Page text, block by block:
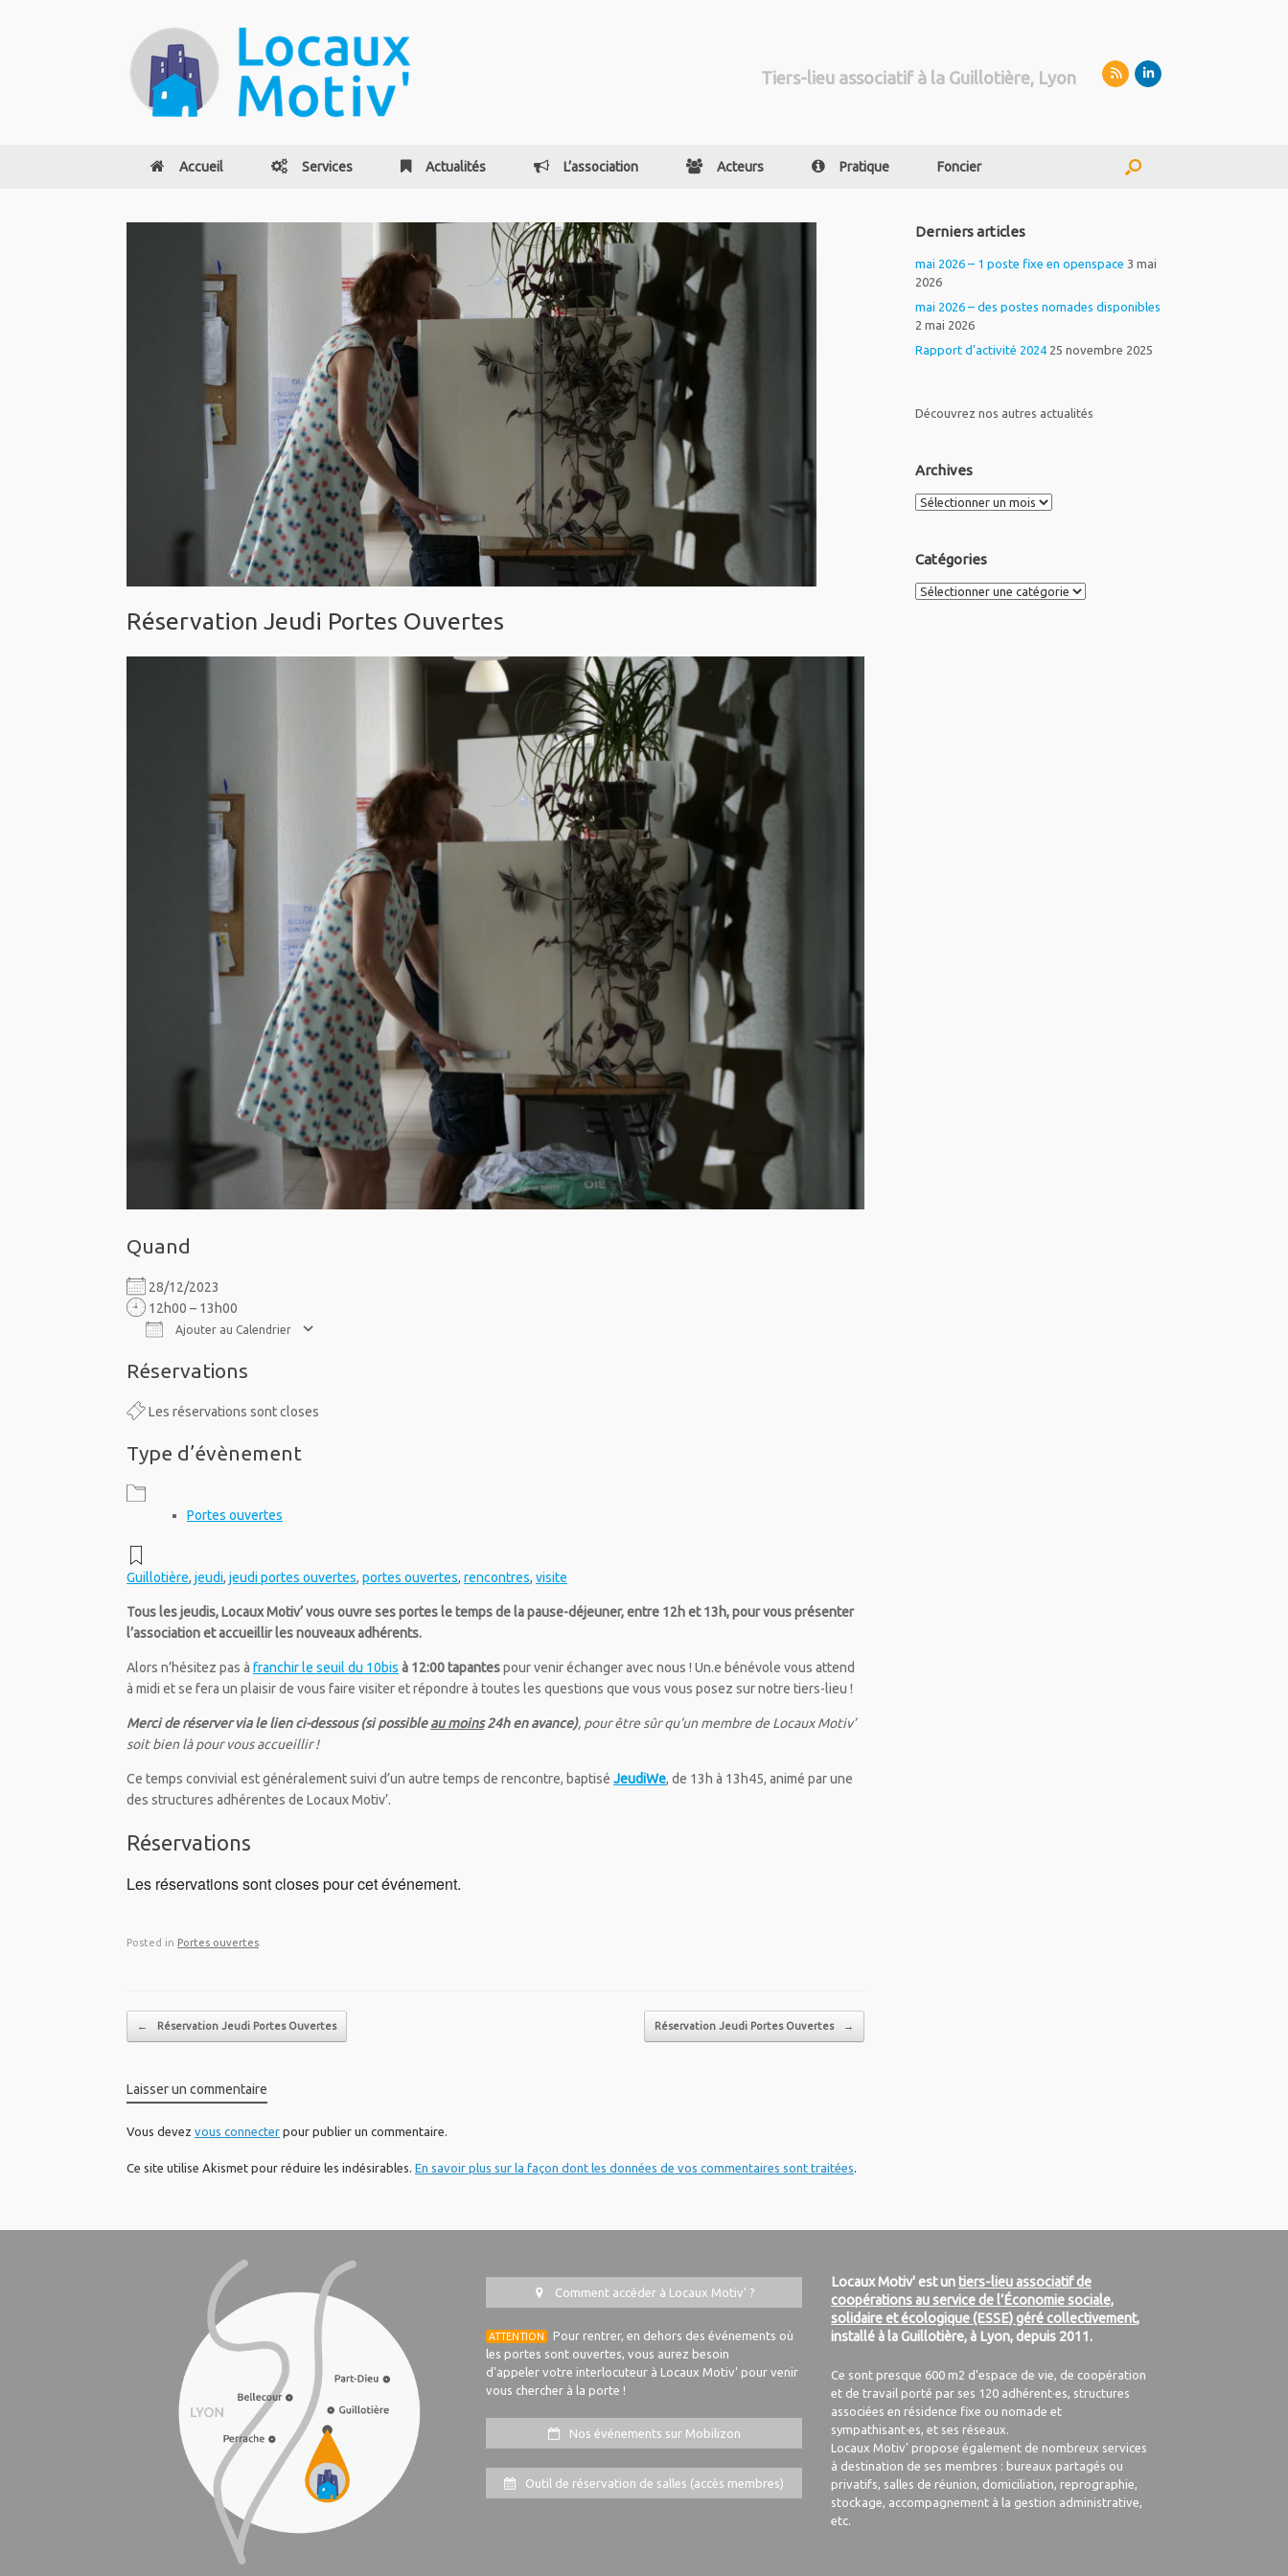
Tiers-lieu associatif à la Guillotière, Lyon
Accueil Services Actualités L’association Acteurs Pratique Foncier
Réservation Jeudi Portes Ouvertes
Quand
28/12/2023
12h00 – 13h00
Ajouter au Calendrier
Réservations
Les réservations sont closes
Type d’évènement
Portes ouvertes
Guillotière, jeudi, jeudi portes ouvertes, portes ouvertes, rencontres, visite
Tous les jeudis, Locaux Motiv’ vous ouvre ses portes le temps de la pause-déjeuner, entre 12h et 13h, pour vous présenter
l’association et accueillir les nouveaux adhérents.
Alors n’hésitez pas à franchir le seuil du 10bis à 12:00 tapantespour venir échanger avec nous ! Un.e bénévole vous attend
à midi et se fera un plaisir de vous faire visiter et répondre à toutes les questions que vous vous posez sur notre tiers-lieu !
Merci de réserver via le lien ci-dessous (si possibleau moins24h en avance), pour être sûr qu’un membre de Locaux Motiv’
soit bien là pour vous accueillir !
Ce temps convivial est généralement suivi d’un autre temps de rencontre, baptisé JeudiWe, de 13h à 13h45, animé par une
des structures adhérentes de Locaux Motiv’.
Réservations
Les réservations sont closes pour cet événement.
Posted in Portes ouvertes
Post navigation
← Réservation Jeudi Portes Ouvertes Réservation Jeudi Portes Ouvertes →
Laisser un commentaire
Vous devez vous connecter pour publier un commentaire.
Ce site utilise Akismet pour réduire les indésirables. En savoir plus sur la façon dont les données de vos commentaires sont traitées.
Derniers articles
mai 2026 – 1 poste fixe en openspace 3 mai
2026
mai 2026 – des postes nomades disponibles
2 mai 2026
Rapport d’activité 2024 25 novembre 2025
Découvrez nos autres actualités
Archives
Archives
Catégories
Catégories
Comment accéder à Locaux Motiv' ?
ATTENTION
Pour rentrer, en dehors des événements où
les portes sont ouvertes, vous aurez besoin
d'appeler votre interlocuteur à Locaux Motiv' pour venir
vous chercher à la porte !
Nos événements sur Mobilizon
Outil de réservation de salles (accès membres)
Locaux Motiv' est untiers-lieu associatif de
coopérations au service de l’Économie sociale,
solidaire et écologique (ESSE) géré collectivement,
installé à la Guillotière, à Lyon, depuis 2011.
Ce sont presque 600 m2 d'espace de vie, de coopération
et de travail porté par ses 120 adhérent·es, structures
associées en résidence fixe ou nomade et
sympathisant·es, et ses réseaux.
Locaux Motiv' propose également de nombreux services
à destination de ses membres : bureaux partagés ou
privatifs, salles de réunion, domiciliation, reprographie,
stockage, accompagnement à la gestion administrative,
etc.